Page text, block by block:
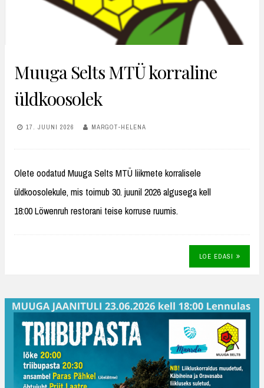
Muuga Selts MTÜ korraline
üldkoosolek
17. JUUNI 2026 MARGOT-HELENA
Olete oodatud Muuga Selts MTÜ liikmete korralisele
üldkoosolekule, mis toimub 30. juunil 2026 algusega kell
18:00 Löwenruh restorani teise korruse ruumis.
LOE EDASI